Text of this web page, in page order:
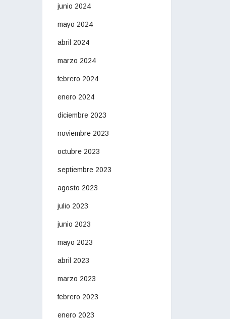
junio 2024
mayo 2024
abril 2024
marzo 2024
febrero 2024
enero 2024
diciembre 2023
noviembre 2023
octubre 2023
septiembre 2023
agosto 2023
julio 2023
junio 2023
mayo 2023
abril 2023
marzo 2023
febrero 2023
enero 2023